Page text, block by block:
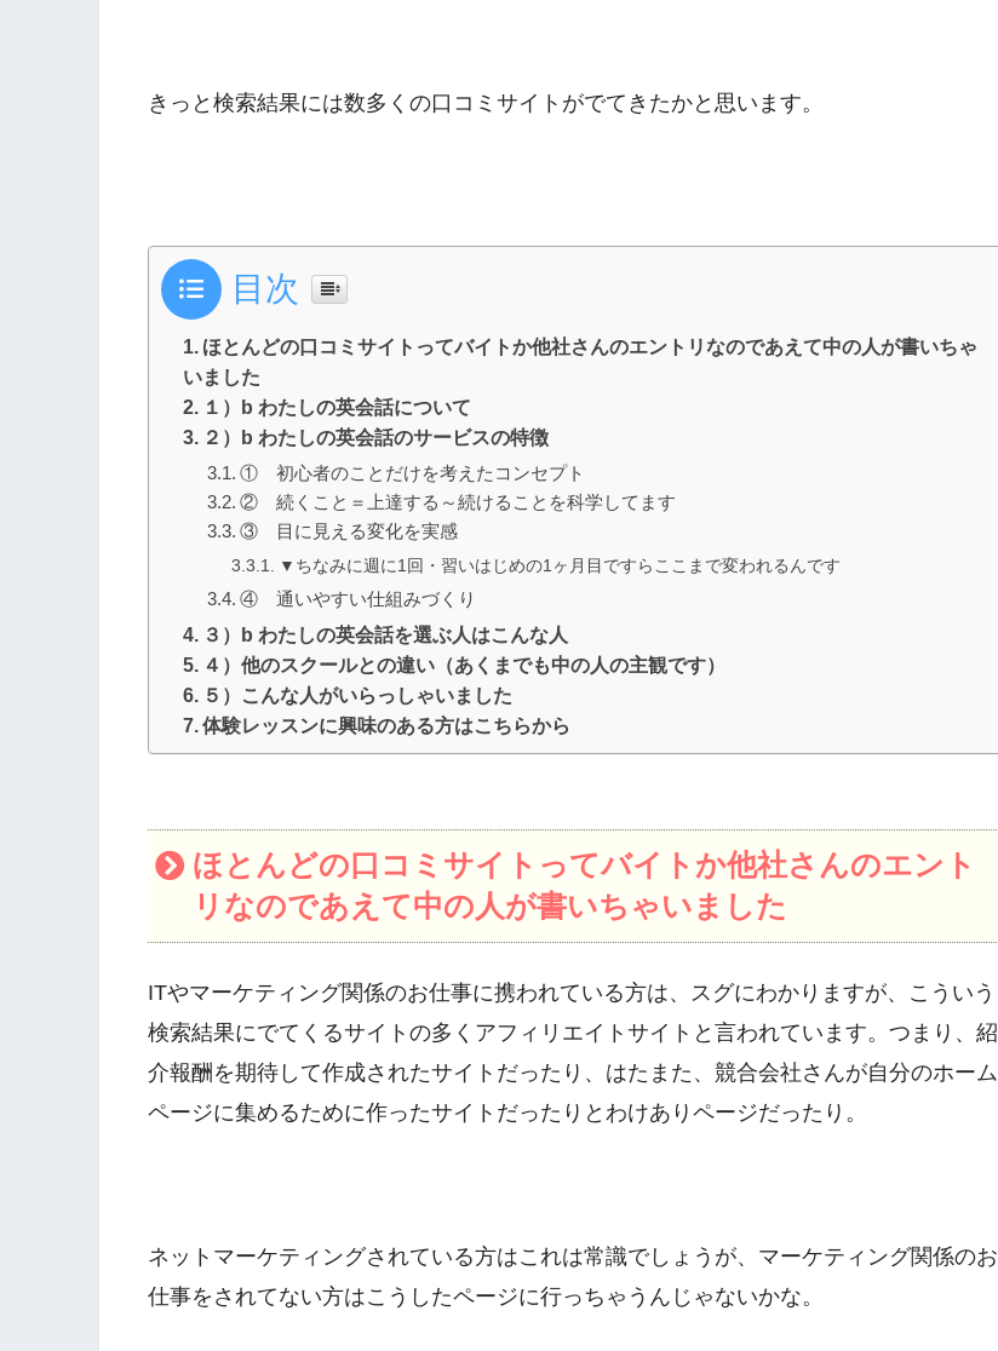
きっと検索結果には数多くの口コミサイトがでてきたかと思います。
目次
ほとんどの口コミサイトってバイトか他社さんのエントリなのであえて中の人が書いちゃ
いました
１）b わたしの英会話について
２）b わたしの英会話のサービスの特徴
① 初心者のことだけを考えたコンセプト
② 続くこと＝上達する～続けることを科学してます
③ 目に見える変化を実感
▼ちなみに週に1回・習いはじめの1ヶ月目ですらここまで変われるんです
④ 通いやすい仕組みづくり
３）b わたしの英会話を選ぶ人はこんな人
４）他のスクールとの違い（あくまでも中の人の主観です）
５）こんな人がいらっしゃいました
体験レッスンに興味のある方はこちらから
ほとんどの口コミサイトってバイトか他社さんのエント
リなのであえて中の人が書いちゃいました
ITやマーケティング関係のお仕事に携われている方は、スグにわかりますが、こういう
検索結果にでてくるサイトの多くアフィリエイトサイトと言われています。つまり、紹
介報酬を期待して作成されたサイトだったり、はたまた、競合会社さんが自分のホーム
ページに集めるために作ったサイトだったりとわけありページだったり。
ネットマーケティングされている方はこれは常識でしょうが、マーケティング関係のお
仕事をされてない方はこうしたページに行っちゃうんじゃないかな。